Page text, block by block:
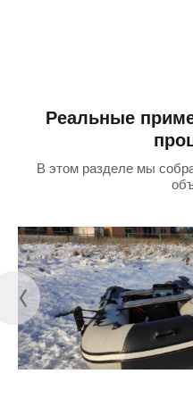
Реальные
В этом разделе мы